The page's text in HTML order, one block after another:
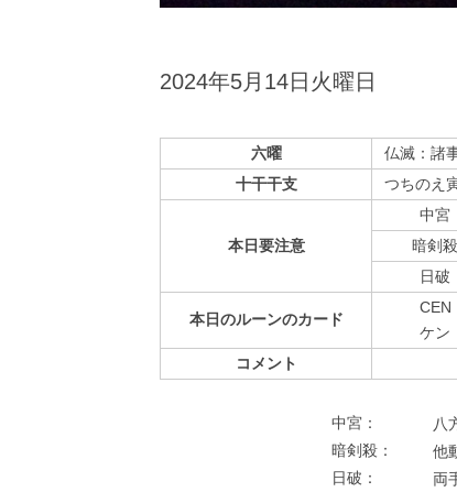
2024年5月14日火曜日
六曜
仏滅：諸
十干干支
つちのえ
本日要注意
中宮
暗剣殺
⽇破
本日のルーンのカード
CEN
ケン
コメント
中宮：
⼋
暗剣殺：
他
⽇破：
両